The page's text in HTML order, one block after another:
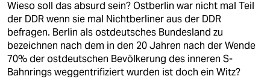
Wieso soll das absurd sein? Ostberlin war nicht mal Teil
der DDR wenn sie mal Nichtberliner aus der DDR
befragen. Berlin als ostdeutsches Bundesland zu
bezeichnen nach dem in den 20 Jahren nach der Wende
70% der ostdeutschen Bevölkerung des inneren S-
Bahnrings weggentrifiziert wurden ist doch ein Witz?